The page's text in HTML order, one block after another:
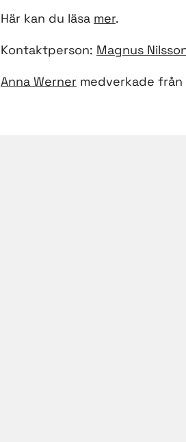
Här kan du läsa mer.
Kontaktperson: Magnus
Anna Werner medverkade från